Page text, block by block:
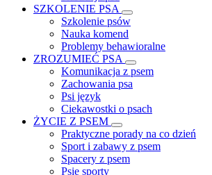
SZKOLENIE PSA
Szkolenie psów
Nauka komend
Problemy behawioralne
ZROZUMIEĆ PSA
Komunikacja z psem
Zachowania psa
Psi język
Ciekawostki o psach
ŻYCIE Z PSEM
Praktyczne porady na co dzień
Sport i zabawy z psem
Spacery z psem
Psie sporty